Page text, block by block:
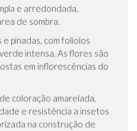
e arredondada,
de sombra.
pinadas, com folíolos
intensa. As flores são
em inflorescências do
coloração amarelada,
e resistência a insetos
na construção de